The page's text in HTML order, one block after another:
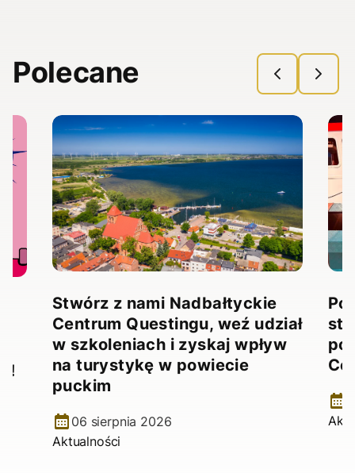
Polecane
Stwórz z nami Nadbałtyckie
Centrum Questingu, weź udział
w szkoleniach i zyskaj wpływ
na turystykę w powiecie
puckim
06 sierpnia 2026
Aktualności